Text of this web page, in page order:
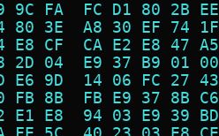
9C FA  FC D1 80 2B
80 3E  A8 30 EF 74
E8 CF  CA E2 E8 47
2D 04  E9 37 B9 01
E6 9D  14 06 FC 27
FB 8B  FB E9 37 8B
E1 E8  94 03 E9 39